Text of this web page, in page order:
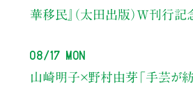
華移民』（太田出版）W刊行記
08/17 Mon
山崎明子×野村由芽 「手芸が紡